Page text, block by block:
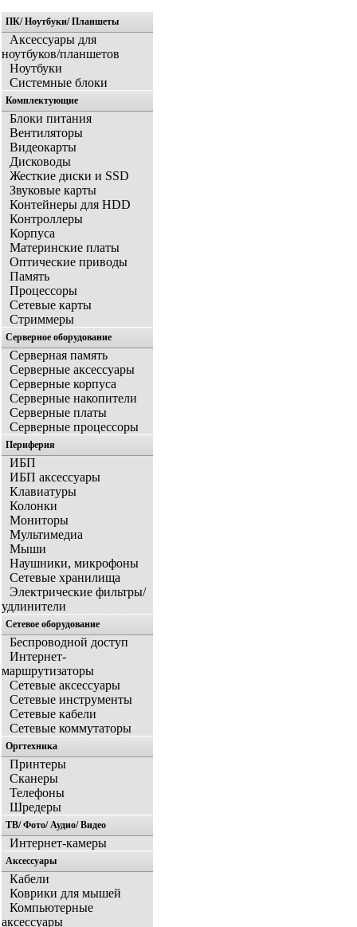
ПК/ Ноутбуки/ Планшеты
Аксессуары для
ноутбуков/планшетов
Ноутбуки
Системные блоки
Комплектующие
Блоки питания
Вентиляторы
Видеокарты
Дисководы
Жесткие диски и SSD
Звуковые карты
Контейнеры для HDD
Контроллеры
Корпуса
Материнские платы
Оптические приводы
Память
Процессоры
Сетевые карты
Стриммеры
Серверное оборудование
Серверная память
Серверные аксессуары
Серверные корпуса
Серверные накопители
Серверные платы
Серверные процессоры
Периферия
ИБП
ИБП аксессуары
Клавиатуры
Колонки
Мониторы
Мультимедиа
Мыши
Наушники, микрофоны
Сетевые хранилища
Электрические фильтры/
удлинители
Сетевое оборудование
Беспроводной доступ
Интернет-
маршрутизаторы
Сетевые аксессуары
Сетевые инструменты
Сетевые кабели
Сетевые коммутаторы
Оргтехника
Принтеры
Сканеры
Телефоны
Шредеры
ТВ/ Фото/ Аудио/ Видео
Интернет-камеры
Аксессуары
Кабели
Коврики для мышей
Компьютерные
аксессуары